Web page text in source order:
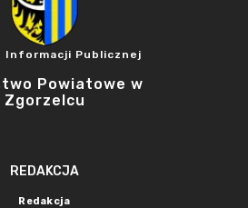
Informacji Publicznej
Powiatowe w
Zgorzelcu
REDAKCJA
Redakcja